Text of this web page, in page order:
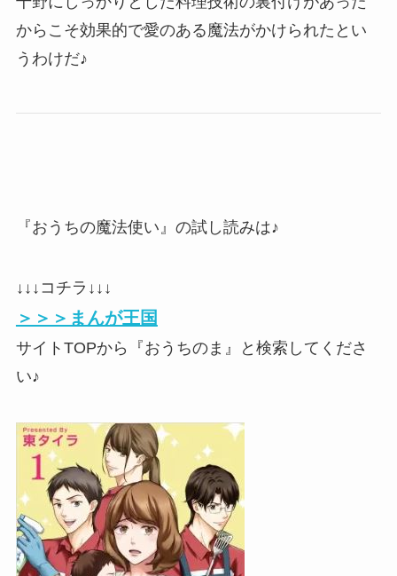
からこそ効果的で愛のある魔法がかけられたとい
うわけだ♪
『おうちの魔法使い』の試し読みは♪
↓↓↓コチラ↓↓↓
＞＞＞まんが王国
サイトTOPから『おうちのま』と検索してくださ
い♪